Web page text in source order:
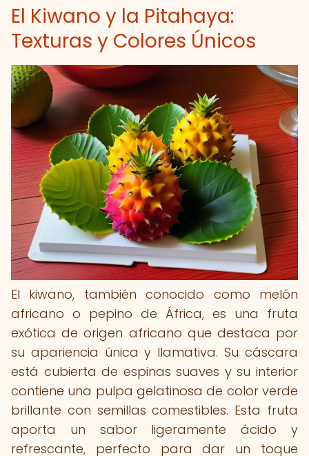
El Kiwano y la Pitahaya:
Texturas y Colores Únicos
El kiwano, también conocido como melón
africano o pepino de África, es una fruta
exótica de origen africano que destaca por
su apariencia única y llamativa. Su cáscara
está cubierta de espinas suaves y su interior
contiene una pulpa gelatinosa de color verde
brillante con semillas comestibles. Esta fruta
aporta un sabor ligeramente ácido y
refrescante, perfecto para dar un toque